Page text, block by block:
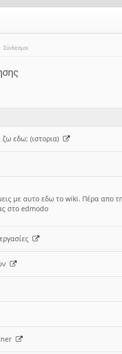
Σύνδεσμοι
ζω εδω; (ιστορια)
με αυτο εδω το wiki. Πέρα απο
στο edmodo
εργασίες